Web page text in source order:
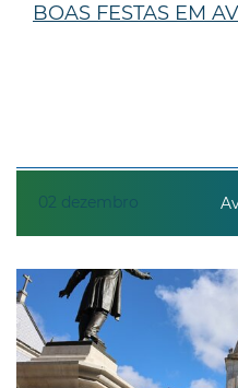
02 dezembro
BOAS FESTAS EM